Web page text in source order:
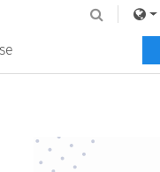
Primary